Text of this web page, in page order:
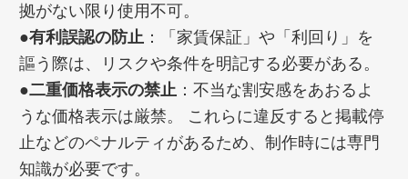
拠がない限り使用不可。
●有利誤認の防止 ：「家賃保証」や「利回り」を
謳う際は、リスクや条件を明記する必要がある。
●二重価格表示の禁止 ：不当な割安感をあおるよ
うな価格表示は厳禁。 これらに違反すると掲載停
止などのペナルティがあるため、制作時には専門
知識が必要です。